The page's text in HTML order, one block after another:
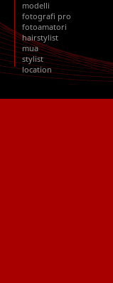
modelli
fotografi pro
fotoamatori
hairstylist
mua
stylist
location